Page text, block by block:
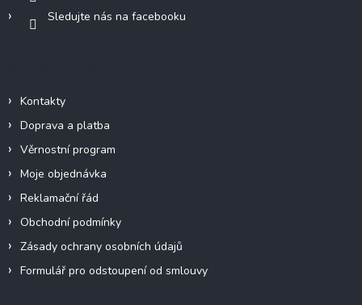
Sledujte nás na facebooku
Kontakty
Doprava a platba
Věrnostní program
Moje objednávka
Reklamační řád
Obchodní podmínky
Zásady ochrany osobních údajů
Formulář pro odstoupení od smlouvy